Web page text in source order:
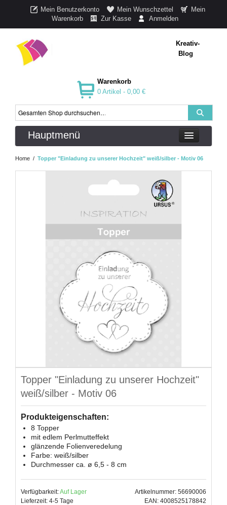
Mein Benutzerkonto Mein Wunschzettel
Mein
Warenkorb
Zur Kasse Anmelden
Kreativ-
Blog
Warenkorb
0 Artikel - 0,00 €
Hauptmenü
Home / Topper "Einladung zu unserer Hochzeit" weiß/silber - Motiv 06
Topper "Einladung zu unserer Hochzeit"
weiß/silber - Motiv 06
Produkteigenschaften:
8 Topper
mit edlem Perlmutteffekt
glänzende Folienveredelung
Farbe: weiß/silber
Durchmesser ca. ø 6,5 - 8 cm
Verfügbarkeit:Auf Lager
Lieferzeit: 4-5 Tage
Artikelnummer: 56690006
EAN: 4008525178842